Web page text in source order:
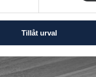
Tillåt urval